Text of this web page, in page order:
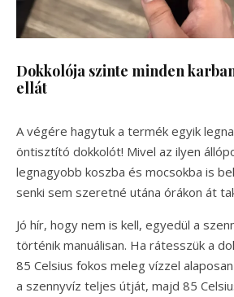
Dokkolója szinte minden
ellát
A végére hagytuk a termék egyik
öntisztító dokkolót! Mivel az ilyen
legnagyobb koszba és mocsokba is
senki sem szeretné utána órákon át
Jó hír, hogy nem is kell, egyedül a
történik manuálisan. Ha rátesszük a
85 Celsius fokos meleg vízzel
a szennyvíz teljes útját, majd 85